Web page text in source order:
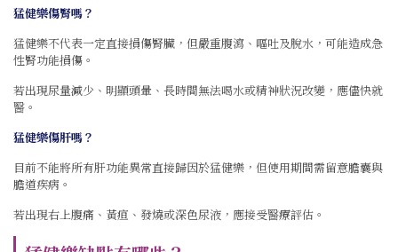
猛健樂傷腎嗎？
猛健樂不代表一定直接損傷腎臟，但嚴重腹瀉、嘔吐及脫水，可能造成急
性腎功能損傷。
若出現尿量減少、明顯頭暈、長時間無法喝水或精神狀況改變，應儘快就
醫。
猛健樂傷肝嗎？
目前不能將所有肝功能異常直接歸因於猛健樂，但使用期間需留意膽囊與
膽道疾病。
若出現右上腹痛、黃疸、發燒或深色尿液，應接受醫療評估。